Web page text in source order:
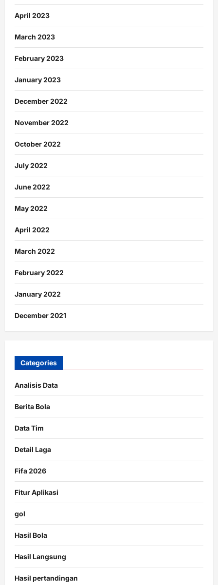
April 2023
March 2023
February 2023
January 2023
December 2022
November 2022
October 2022
July 2022
June 2022
May 2022
April 2022
March 2022
February 2022
January 2022
December 2021
Categories
Analisis Data
Berita Bola
Data Tim
Detail Laga
Fifa 2026
Fitur Aplikasi
gol
Hasil Bola
Hasil Langsung
Hasil pertandingan